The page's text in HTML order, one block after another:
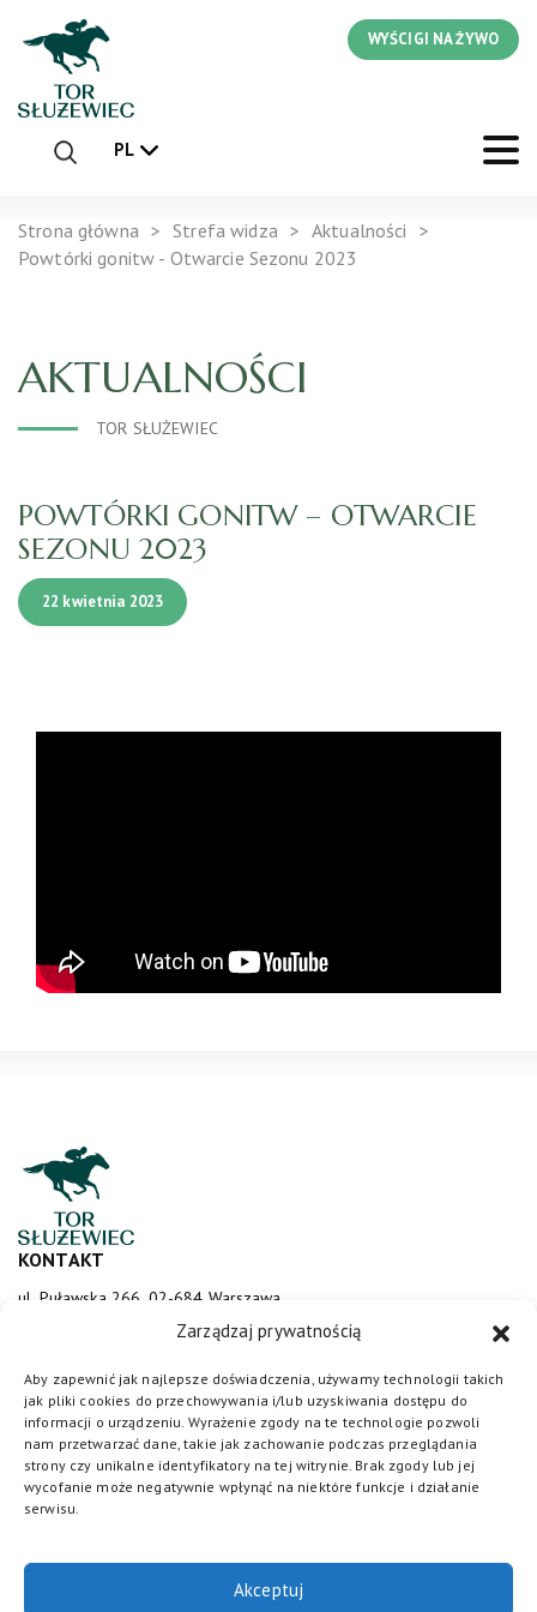
Zarządzaj prywatnością
Aby zapewnić jak najlepsze doświadczenia, używamy technologii takich
jak pliki cookies do przechowywania i/lub uzyskiwania dostępu do
informacji o urządzeniu. Wyrażenie zgody na te technologie pozwoli
nam przetwarzać dane, takie jak zachowanie podczas przeglądania
strony czy unikalne identyfikatory na tej witrynie. Brak zgody lub jej
wycofanie może negatywnie wpłynąć na niektóre funkcje i działanie
serwisu.
Akceptuj
WYŚCIGI NA ŻYWO
PL
Strona główna Strefa widza
Aktualności
Powtórki gonitw - Otwarcie Sezonu 2023
AKTUALNOŚCI
TOR SŁUŻEWIEC
POWTÓRKI GONITW – OTWARCIE
SEZONU 2023
22 kwietnia 2023
KONTAKT
ul. Puławska 266, 02-684 Warszawa
sluzewiec@totalizator.pl
KONTAKT DLA MEDIÓW
media@torsluzewiec.pl
DOŁĄCZ DO NAS